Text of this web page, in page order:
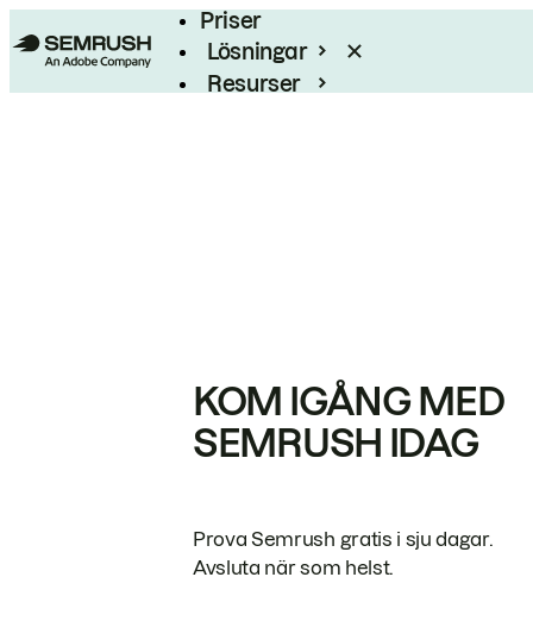
Priser
Lösningar
Resurser
KOM IGÅNG MED
SEMRUSH IDAG
Prova Semrush gratis i sju dagar.
Avsluta när som helst.